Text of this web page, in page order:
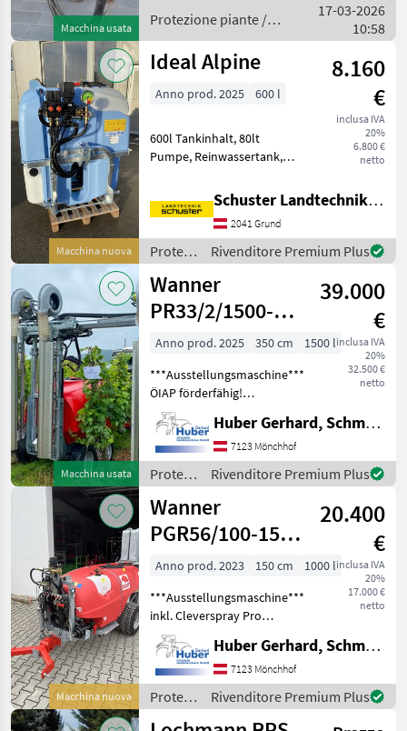
Macchina usata
Protezione piante /
Osella
17-03-2026
10:58
Macchina nuova
Ideal Alpine
8.160
€
inclusa IVA
20%
6.800 €
netto
Anno prod. 2025 600 l
600l Tankinhalt, 80lt
Pumpe, Reinwassertank,
Umweltkit,
Tankinnenreinigung,
Beleuchtung, 2xelektr,
Teilbreiten + elektr,
Schuster Landtechnik Grund
2041 Grund
Protezione
piante /
Ideal
Rivenditore Premium Plus
Macchina usata
Wanner
PR33/2/1500-
150V10
39.000
€
inclusa IVA
20%
32.500 €
netto
Anno prod. 2025 350 cm
1500 l
***Ausstellungsmaschine***
ÖIAP förderfähig!
Anhängesprayer zur 2-
reihenbehandlung mit
Überzeilengestänge mit
Luftunterstützung - 4
Radialgebläse Xagri 6 Z
Huber Gerhard, Schmiede und Landmaschinen GmbH.
7123 Mönchhof
Protezione
piante /
Wanner
Rivenditore Premium Plus
Macchina nuova
Wanner
PGR56/100-150
PE
20.400
€
inclusa IVA
20%
17.000 €
netto
Anno prod. 2023 150 cm
1000 l
***Ausstellungsmaschine***
inkl. Cleverspray Pro
Maschinensteuerung!
Radialgebläse GR56 mit 6
Luftauslässe mit je 2
Düsenstöcke Luftleistung
15./19.500 cbm/h
Huber Gerhard, Schmiede und Landmaschinen GmbH.
7123 Mönchhof
Protezione
piante /
Rivenditore Premium Plus